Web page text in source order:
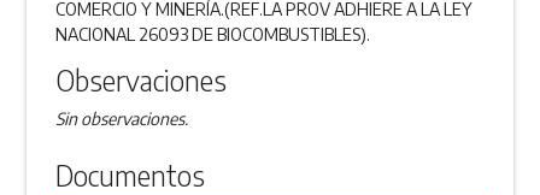
COMERCIO Y MINERÍA.(REF.LA PROV ADHIERE A LA LEY
NACIONAL 26093 DE BIOCOMBUSTIBLES).
Observaciones
Sin observaciones.
Documentos